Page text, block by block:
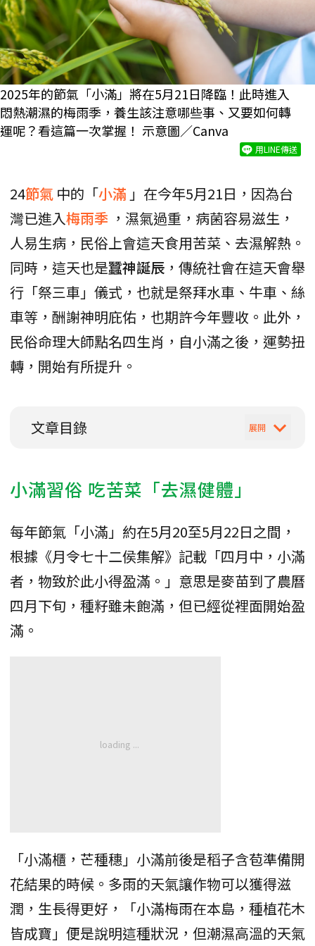
2025年的節氣「小滿」將在5月21日降臨！此時進入
悶熱潮濕的梅雨季，養生該注意哪些事、又要如何轉
運呢？看這篇一次掌握！ 示意圖／Canva
用LINE傳送
24節氣 中的「小滿 」在今年5月21日，因為台
灣已進入梅雨季 ，濕氣過重，病菌容易滋生，
人易生病，民俗上會這天食用苦菜、去濕解熱。
同時，這天也是蠶神誕辰 ，傳統社會在這天會舉
行「祭三車」儀式，也就是祭拜水車、牛車、絲
車等，酬謝神明庇佑，也期許今年豐收。此外，
民俗命理大師點名四生肖，自小滿之後，運勢扭
轉，開始有所提升。
文章目錄
小滿習俗 吃苦菜「去濕健體」
每年節氣「小滿」約在5月20至5月22日之間，
根據《月令七十二侯集解》記載「四月中，小滿
者，物致於此小得盈滿。」意思是麥苗到了農曆
四月下旬，種籽雖未飽滿，但已經從裡面開始盈
滿。
「小滿櫃，芒種穗」小滿前後是稻子含苞準備開
花結果的時候。多雨的天氣讓作物可以獲得滋
潤，生長得更好，「小滿梅雨在本島，種植花木
皆成寶」便是說明這種狀況，但潮濕高溫的天氣